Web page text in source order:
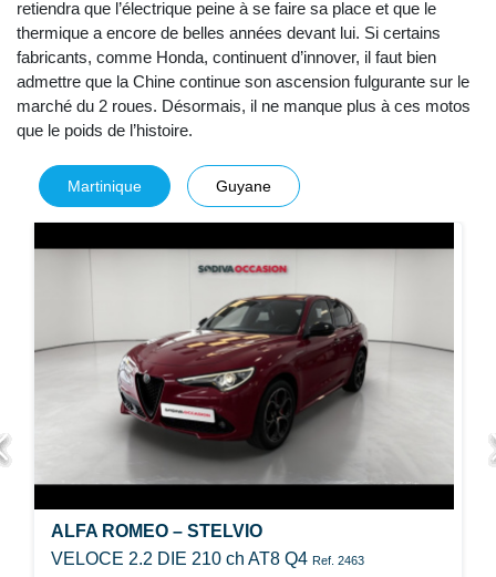
retiendra que l’électrique peine à se faire sa place et que le
thermique a encore de belles années devant lui. Si certains
fabricants, comme Honda, continuent d’innover, il faut bien
admettre que la Chine continue son ascension fulgurante sur le
marché du 2 roues. Désormais, il ne manque plus à ces motos
que le poids de l’histoire.
Martinique Guyane
ALFA ROMEO – STELVIO
VELOCE 2.2 DIE 210 ch AT8 Q4 Ref. 2463